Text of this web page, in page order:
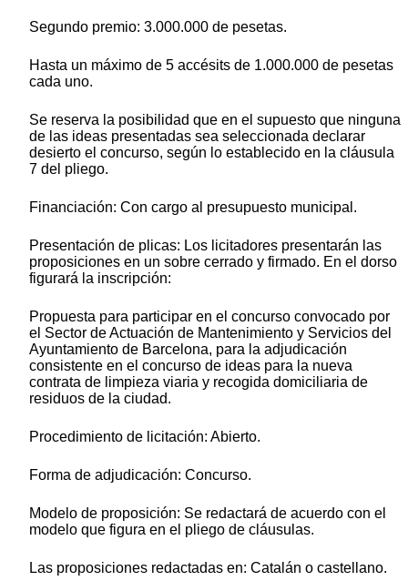
Segundo premio: 3.000.000 de pesetas.
Hasta un máximo de 5 accésits de 1.000.000 de pesetas
cada uno.
Se reserva la posibilidad que en el supuesto que ninguna
de las ideas presentadas sea seleccionada declarar
desierto el concurso, según lo establecido en la cláusula
7 del pliego.
Financiación: Con cargo al presupuesto municipal.
Presentación de plicas: Los licitadores presentarán las
proposiciones en un sobre cerrado y firmado. En el dorso
figurará la inscripción:
Propuesta para participar en el concurso convocado por
el Sector de Actuación de Mantenimiento y Servicios del
Ayuntamiento de Barcelona, para la adjudicación
consistente en el concurso de ideas para la nueva
contrata de limpieza viaria y recogida domiciliaria de
residuos de la ciudad.
Procedimiento de licitación: Abierto.
Forma de adjudicación: Concurso.
Modelo de proposición: Se redactará de acuerdo con el
modelo que figura en el pliego de cláusulas.
Las proposiciones redactadas en: Catalán o castellano.